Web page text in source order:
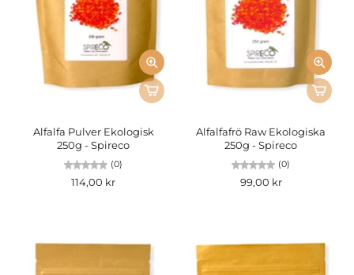
Alfalfa Pulver Ekologisk
250g - Spireco
(0)
114,00 kr
Alfalfafrö Raw Ekologiska
250g - Spireco
(0)
99,00 kr